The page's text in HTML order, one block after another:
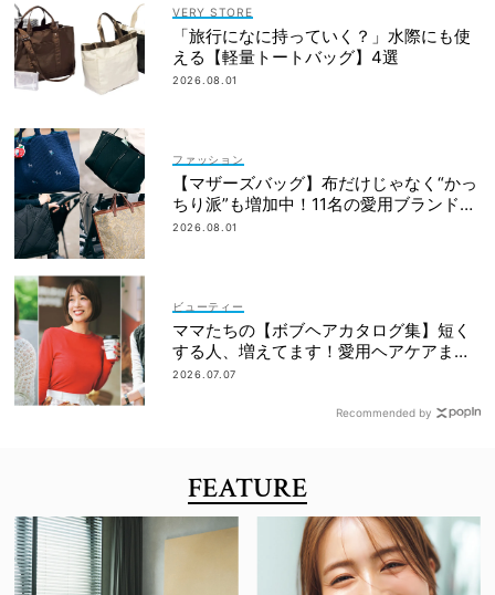
VERY STORE
「旅行になに持っていく？」水際にも使
える【軽量トートバッグ】4選
2026.08.01
ファッション
【マザーズバッグ】布だけじゃなく“かっ
ちり派”も増加中！11名の愛用ブランド
は？
2026.08.01
ビューティー
ママたちの【ボブヘアカタログ集】短く
する人、増えてます！愛用ヘアケアまで
全部見せ
2026.07.07
Recommended by
FEATURE